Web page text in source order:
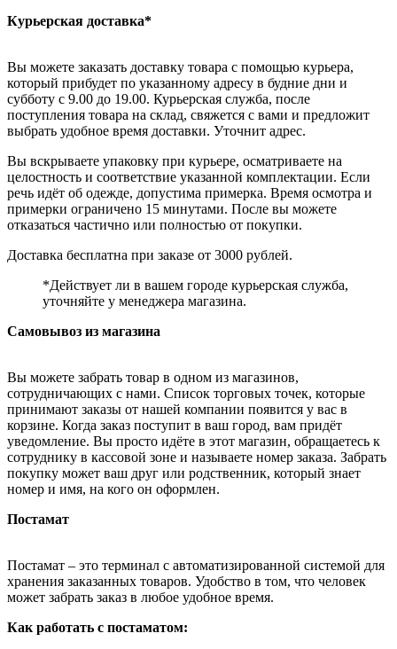
Курьерская доставка*
Вы можете заказать доставку товара с помощью курьера,
который прибудет по указанному адресу в будние дни и
субботу с 9.00 до 19.00. Курьерская служба, после
поступления товара на склад, свяжется с вами и предложит
выбрать удобное время доставки. Уточнит адрес.
Вы вскрываете упаковку при курьере, осматриваете на
целостность и соответствие указанной комплектации. Если
речь идёт об одежде, допустима примерка. Время осмотра и
примерки ограничено 15 минутами. После вы можете
отказаться частично или полностью от покупки.
Доставка бесплатна при заказе от 3000 рублей.
*Действует ли в вашем городе курьерская служба,
уточняйте у менеджера магазина.
Самовывоз из магазина
Вы можете забрать товар в одном из магазинов,
сотрудничающих с нами. Список торговых точек, которые
принимают заказы от нашей компании появится у вас в
корзине. Когда заказ поступит в ваш город, вам придёт
уведомление. Вы просто идёте в этот магазин, обращаетесь к
сотруднику в кассовой зоне и называете номер заказа. Забрать
покупку может ваш друг или родственник, который знает
номер и имя, на кого он оформлен.
Постамат
Постамат – это терминал с автоматизированной системой для
хранения заказанных товаров. Удобство в том, что человек
может забрать заказ в любое удобное время.
Как работать с постаматом: